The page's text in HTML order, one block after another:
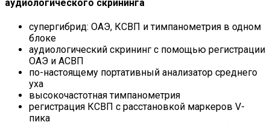
аудиологического скрининга
супергибрид: ОАЭ, КСВП и тимпанометрия в одном
блоке
аудиологический скрининг с помощью регистрации
ОАЭ и АСВП
по-настоящему портативный анализатор среднего
уха
высокочастотная тимпанометрия
регистрация КСВП с расстановкой маркеров V-
пика